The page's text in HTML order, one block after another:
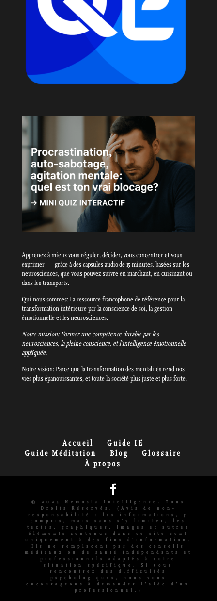
Apprenez à mieux vous réguler, décider, vous concentrer et vous
exprimer — grâce à des capsules audio de 15 minutes, basées sur les
neurosciences, que vous pouvez suivre en marchant, en cuisinant ou
dans les transports.
Qui nous sommes: La ressource francophone de référence pour la
transformation intérieure par la conscience de soi, la gestion
émotionnelle et les neurosciences.
Notre mission: Former une compétence durable par les
neurosciences, la pleine conscience, et l’intelligence émotionnelle
appliquée.
Notre vision: Parce que la transformation des mentalités rend nos
vies plus épanouissantes, et toute la société plus juste et plus forte.
Accueil
Guide IE
Guide Méditation
Blog
Glossaire
À propos
© 2025 Nemosia Intelligence. Tous
Droits Réservés. (Avis de non-
responsabilité : les informations, y
compris, mais sans s'y limiter, les
textes, graphiques, images et autres
éléments contenus dans ce site sont
uniquement à des fins d'information.
Ils ne remplacent pas des conseils
médicaux ou de santé indépendants et
professionnels adaptés à votre
situation spécifique. Si vous
rencontrez des difficultés
psychologiques, nous vous
encourageons à demander l’aide d’un
professionnel.)